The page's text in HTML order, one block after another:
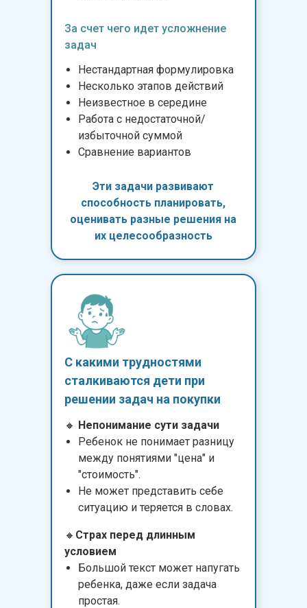
С какими трудностями
сталкиваются дети при
решении задач на покупки
🔸 Непонимание сути задачи
Ребенок не понимает разницу
между понятиями "цена" и
"стоимость".
Не может представить себе
ситуацию и теряется в словах.
🔸 Страх перед длинным
условием
Большой текст может напугать
ребенка, даже если задача
простая.
За счет чего идет усложнение
задач
Нестандартная формулировка
Несколько этапов действий
Неизвестное в середине
Работа с недостаточной/
избыточной суммой
Сравнение вариантов
Эти задачи развивают
способность планировать,
оценивать разные решения на
их целесообразность